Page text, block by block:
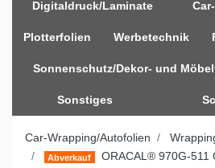
Digitaldruck/Laminate
Plotterfolien Werbetechnik
Sonnenschutz/Dekor- und
Sonstiges
Car-Wrapping/Autofolien
Abverkauf ORACAL® 970G-511